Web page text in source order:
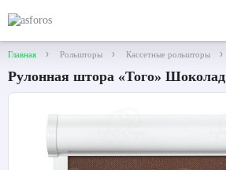
Главная Рольшторы Кассетные рольшторы
Рулонная штора «Того» Шоколад